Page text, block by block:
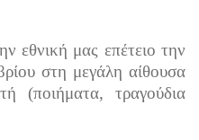
εθνική μας επέτειο την
στη μεγάλη αίθουσα
(ποιήματα, τραγούδια